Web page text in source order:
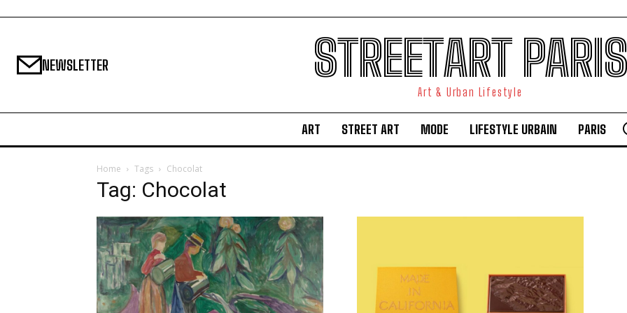
NEWSLETTER STREETART PARIS
Art & Urban Lifestyle
ART STREET ART MODE LIFESTYLE URBAIN PARIS
Home Tags Chocolat
Tag: Chocolat